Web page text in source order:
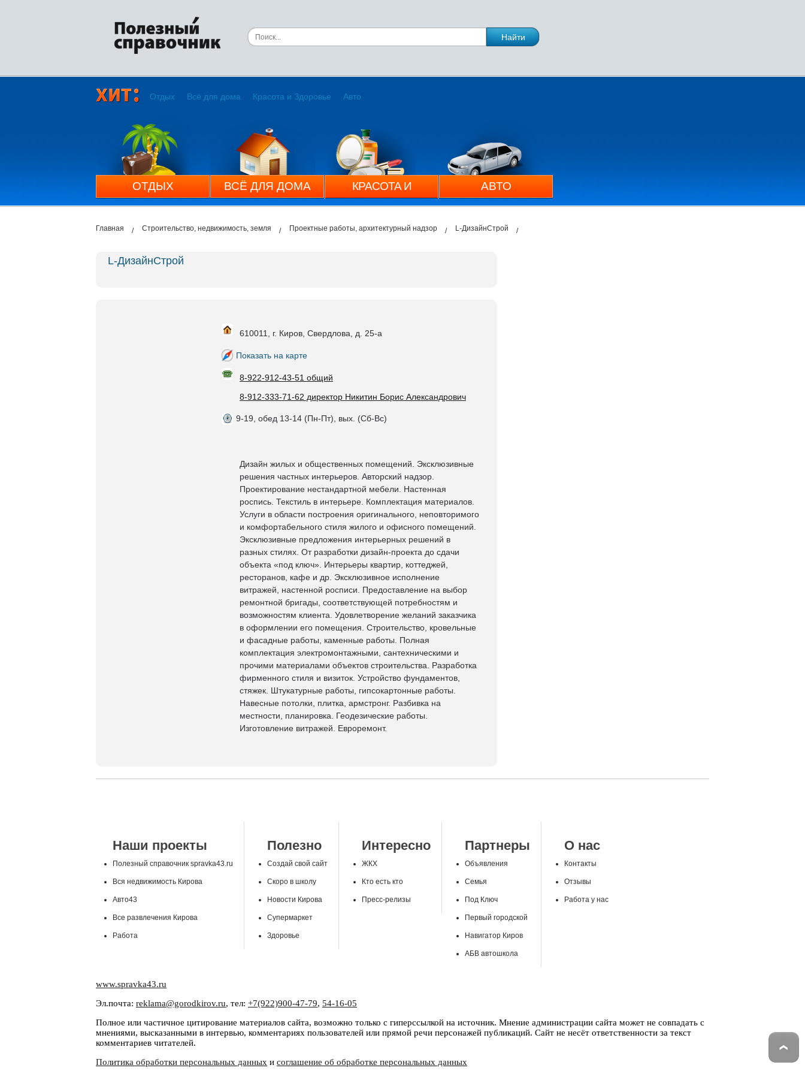
Отдых Всё для дома Красота и Здоровье Авто
ОТДЫХ ВСЁ ДЛЯ ДОМА
КРАСОТА И
ЗДОРОВЬЕ
АВТО
Главная Строительство, недвижимость, земля Проектные работы, архитектурный надзор L-ДизайнСтрой
L-ДизайнСтрой
610011, г. Киров, Свердлова, д. 25-а
Показать на карте
8-922-912-43-51 общий
8-912-333-71-62 директор Никитин Борис Александрович
9-19, обед 13-14 (Пн-Пт), вых. (Сб-Вс)
Дизайн жилых и общественных помещений. Эксклюзивные
решения частных интерьеров. Авторский надзор.
Проектирование нестандартной мебели. Настенная
роспись. Текстиль в интерьере. Комплектация материалов.
Услуги в области построения оригинального, неповторимого
и комфортабельного стиля жилого и офисного помещений.
Эксклюзивные предложения интерьерных решений в
разных стилях. От разработки дизайн-проекта до сдачи
объекта «под ключ». Интерьеры квартир, коттеджей,
ресторанов, кафе и др. Эксклюзивное исполнение
витражей, настенной росписи. Предоставление на выбор
ремонтной бригады, соответствующей потребностям и
возможностям клиента. Удовлетворение желаний заказчика
в оформлении его помещения. Строительство, кровельные
и фасадные работы, каменные работы. Полная
комплектация электромонтажными, сантехническими и
прочими материалами объектов строительства. Разработка
фирменного стиля и визиток. Устройство фундаментов,
стяжек. Штукатурные работы, гипсокартонные работы.
Навесные потолки, плитка, армстронг. Разбивка на
местности, планировка. Геодезические работы.
Изготовление витражей. Евроремонт.
Наши проекты
Полезный справочник spravka43.ru
Вся недвижимость Кирова
Авто43
Все развлечения Кирова
Работа
Полезно
Создай свой сайт
Скоро в школу
Новости Кирова
Супермаркет
Здоровье
Интересно
ЖКХ
Кто есть кто
Пресс-релизы
Партнеры
Объявления
Семья
Под Ключ
Первый городской
Навигатор Киров
АБВ автошкола
О нас
Контакты
Отзывы
Работа у нас
www.spravka43.ru
Эл.почта: reklama@gorodkirov.ru, тел: +7(922)900-47-79, 54-16-05
Полное или частичное цитирование материалов сайта, возможно только с гиперссылкой на источник. Мнение администрации сайта может не совпадать с
мнениями, высказанными в интервью, комментариях пользователей или прямой речи персонажей публикаций. Сайт не несёт ответственности за текст
комментариев читателей.
Политика обработки персональных данных и соглашение об обработке персональных данных